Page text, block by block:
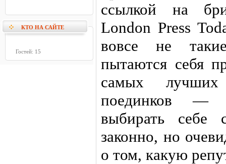
КТО НА САЙТЕ
Гостей: 15
ссылкой на
London Press
вовсе не
пытаются себя
самых
поединков —
выбирать себе
законно, но
о том, какую